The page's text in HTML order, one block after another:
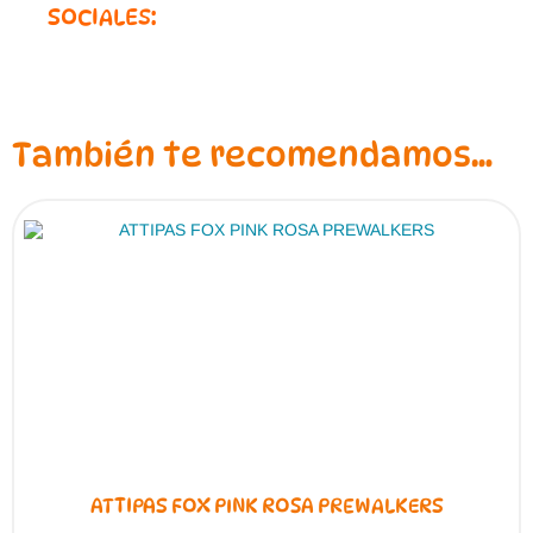
SOCIALES:
También te recomendamos…
ATTIPAS FOX PINK ROSA PREWALKERS